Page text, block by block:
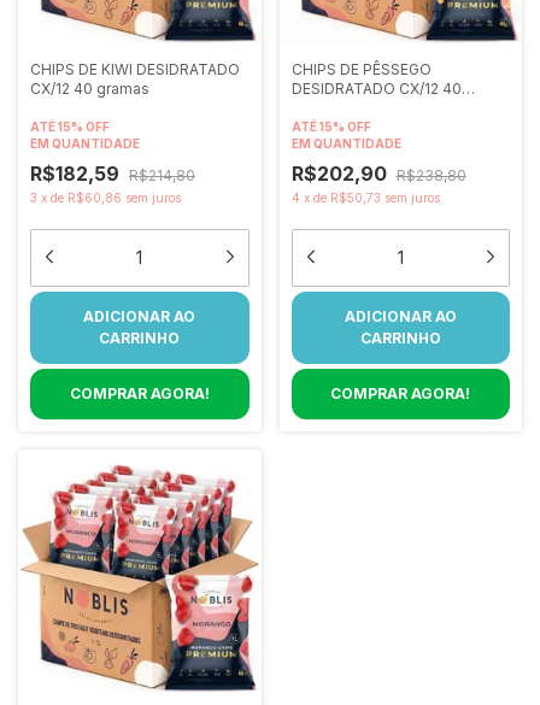
CHIPS DE KIWI DESIDRATADO
CX/12 40 gramas
ATÉ 15% OFF
EM QUANTIDADE
R$182,59 R$214,80
3 x de R$60,86 sem juros
CHIPS DE PÊSSEGO
DESIDRATADO CX/12 40
ATÉ 15% OFF
EM QUANTIDADE
R$202,90 R$238,80
4 x de R$50,73 sem juros